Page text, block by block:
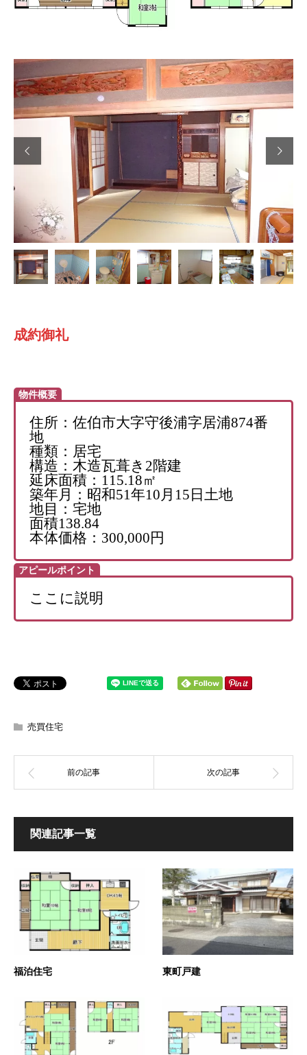
 
成約御礼
物件概要
住所：佐伯市大字守後浦字居浦874番
地
種類：居宅
構造：木造瓦葺き2階建
延床面積：115.18㎡
築年月：昭和51年10月15日土地
地目：宅地
面積138.84
本体価格：300,000円
アピールポイント
ここに説明
売買住宅
関連記事一覧
福泊住宅 東町戸建